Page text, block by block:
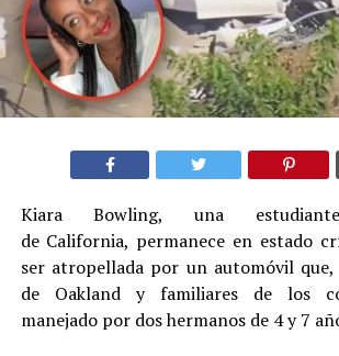
Kiara Bowling, una
de California, permanece en estado
ser atropellada por un automóvil
de Oakland y familiares de los
manejado por dos hermanos de 4 y 7